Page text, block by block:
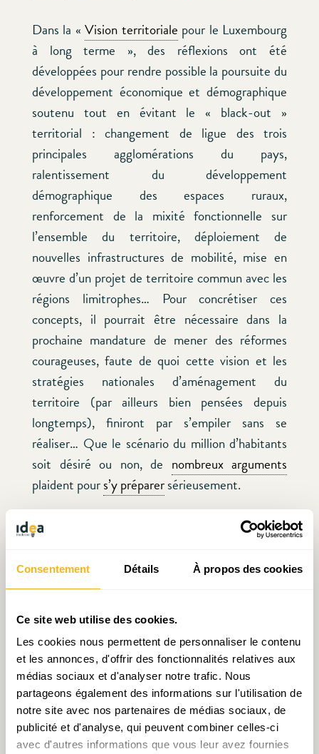
Consentement Détails À propos des cookies
Ce site web utilise des cookies.
Les cookies nous permettent de personnaliser le contenu
et les annonces, d'offrir des fonctionnalités relatives aux
médias sociaux et d'analyser notre trafic. Nous
partageons également des informations sur l'utilisation de
notre site avec nos partenaires de médias sociaux, de
publicité et d'analyse, qui peuvent combiner celles-ci
avec d'autres informations que vous leur avez fournies
Dans la «Vision territoriale pour le Luxembourg
à long terme », des réflexions ont été
développées pour rendre possible la poursuite du
développement économique et démographique
soutenu tout en évitant le « black-out »
territorial : changement de ligue des trois
principales agglomérations du pays,
ralentissement du développement
démographique des espaces ruraux,
renforcement de la mixité fonctionnelle sur
l’ensemble du territoire, déploiement de
nouvelles infrastructures de mobilité, mise en
œuvre d’un projet de territoire commun avec les
régions limitrophes… Pour concrétiser ces
concepts, il pourrait être nécessaire dans la
prochaine mandature de mener des réformes
courageuses, faute de quoi cette vision et les
stratégies nationales d’aménagement du
territoire (par ailleurs bien pensées depuis
longtemps), finiront par s’empiler sans se
réaliser… Que le scénario du million d’habitants
soit désiré ou non, de nombreux arguments
plaident pours’y préparersérieusement.
Un important
, adopté à l’unanimité
formulait également 23 recommandations
concrètes pour rendre plus cohérent le
du Luxembourg et appelait à faire de cet objectif
le nouveauleitmotivdes politiques de
coopération transfrontalières du Grand-Duché.
Cette autre vision, sans doute encore moins
porteuse électoralement que le « scénario du
million », sera pourtant elle aussi une clé pour ne